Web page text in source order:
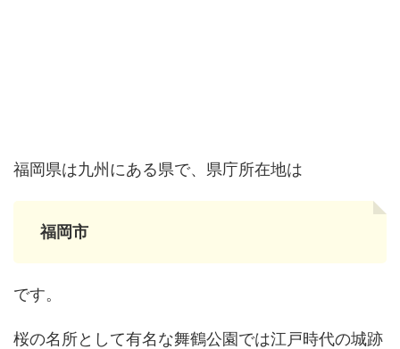
福岡県は九州にある県で、県庁所在地は
福岡市
です。
桜の名所として有名な舞鶴公園では江戸時代の城跡